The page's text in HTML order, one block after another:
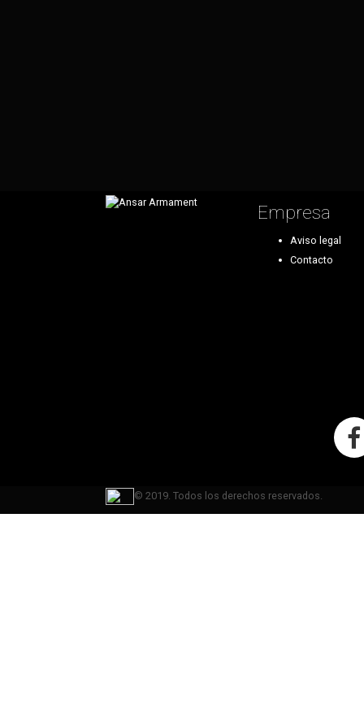
Empresa
Aviso legal
Contacto
© 2019. Todos los derechos reservados.